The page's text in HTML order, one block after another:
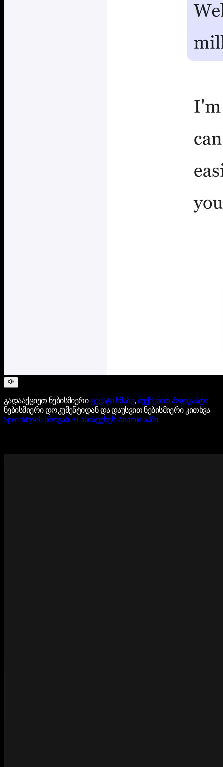
გადააქციეთ ნებისმიერიტექსტი ხმაზე, შექმენით პოდკასტი
ნებისმიერი დოკუმენტიდან და დაუსვით ნებისმიერი კითხვა
Speechify-ის ხმოვან AI ასისტენტს Android აპში